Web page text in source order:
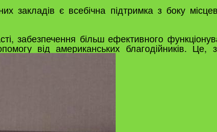
закладів є всебічна підтримка з боку
забезпечення більш ефективного
від американських благодійників.